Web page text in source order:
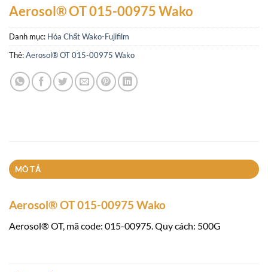
Aerosol® OT 015-00975 Wako
Danh mục: Hóa Chất Wako-Fujifilm
Thẻ:Aerosol® OT 015-00975 Wako
MÔ TẢ
Aerosol® OT 015-00975 Wako
Aerosol® OT, mã code: 015-00975. Quy cách: 500G